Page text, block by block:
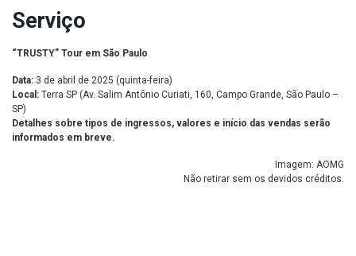
Serviço
“TRUSTY” Tour em São Paulo
Data: 3 de abril de 2025 (quinta-feira)
Local: Terra SP (Av. Salim Antônio Curiati, 160, Campo Grande, São Paulo –
SP)
Detalhes sobre tipos de ingressos, valores e início das vendas serão
informados em breve.
Imagem: AOMG
Não retirar sem os devidos créditos.